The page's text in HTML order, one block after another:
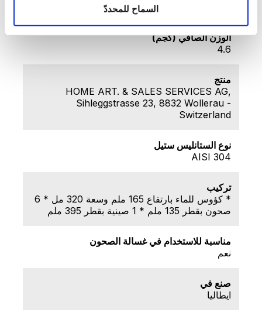
السماح للمحددّ
الوزن الصافي (كجم)
4.6
منتج
HOME ART. & SALES SERVICES AG,
Sihleggstrasse 23, 8832 Wollerau -
Switzerland
نوع الستانليس ستيل
AISI 304
تركيب
* كؤوس للماء بارتفاع 165 ملم وسعة 320 مل * 6
صحون بقطر 135 ملم * 1 صينية بقطر 395 ملم
مناسبة للاستخدام في غسالة الصحون
نعم
صنع في
ايطاليا